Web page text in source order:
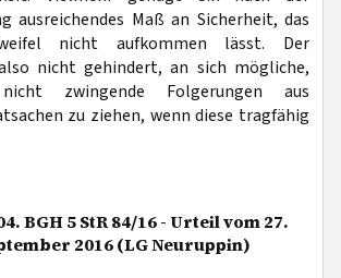
ausreichendes Maß an Sicherheit, das
nicht aufkommen lässt. Der
nicht gehindert, an sich mögliche,
zwingende Folgerungen aus
zu ziehen, wenn diese tragfähig
BGH 5 StR 84/16 - Urteil vom 27.
2016 (LG Neuruppin)